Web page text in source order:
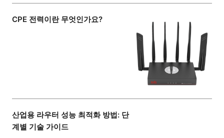
CPE 전력이란 무엇인가요?
산업용 라우터 성능 최적화 방법: 단
계별 기술 가이드